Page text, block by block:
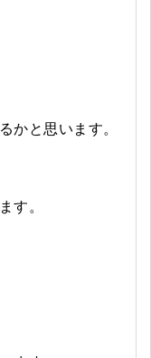
かと思います。
す。